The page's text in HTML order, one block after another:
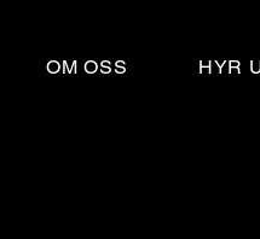
OM OSS HYR